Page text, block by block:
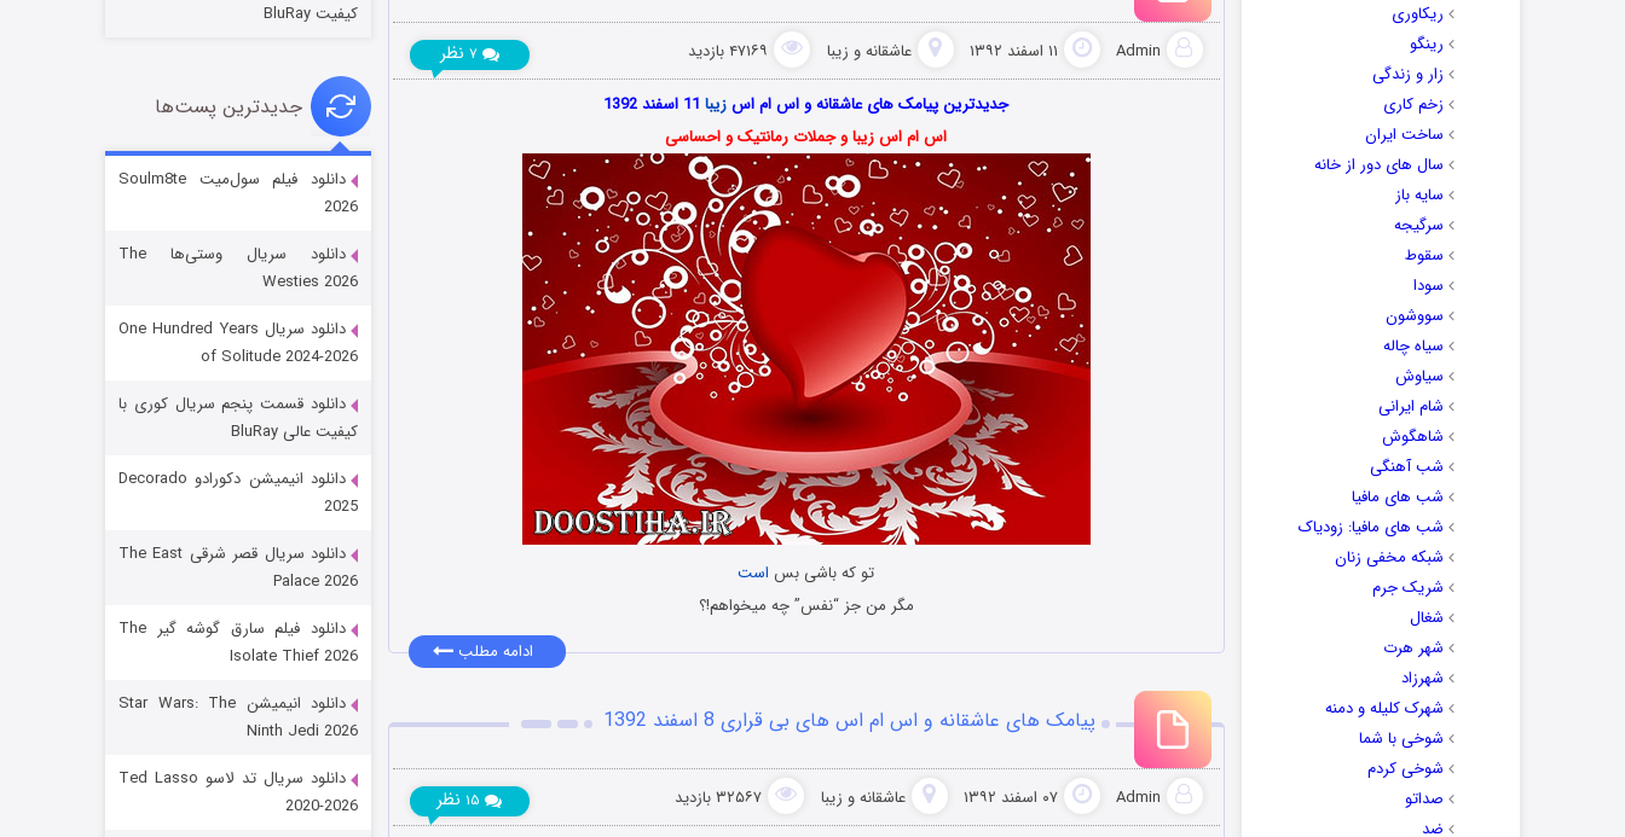
ریکاوری
رینگو
زار و زندگی
زخم کاری
ساخت ایران
سال های دور از خانه
سایه باز
سرگیجه
سقوط
سودا
سووشون
سیاه چاله
سیاوش
شام ایرانی
شاهگوش
شب آهنگی
شب های مافیا
شب های مافیا: زودیاک
شبکه مخفی زنان
شریک جرم
شغال
شهر هرت
شهرزاد
شهرک کلیله و دمنه
شوخی با شما
شوخی کردم
صداتو
ضد
Admin ۱۱ اسفند ۱۳۹۲ عاشقانه و زیبا ۴۷۱۶۹ بازدید نظر
جدیدترین پیامک های عاشقانه و اس ام اسزیبا11 اسفند 1392
اس ام اس زیبا و جملات رمانتیک و احساسی
تو که باشی بس است
مگر من جز “نفس” چه میخواهم!؟
ادامه مطلب
پیامک های عاشقانه و اس ام اس های بی قراری 8 اسفند 1392
Admin ۰۷ اسفند ۱۳۹۲ عاشقانه و زیبا ۳۲۵۶۷ بازدید ۱۵ نظر
قسمت۶ (زیرنویس)
رویایی برای تو
قسمت۱۵ (دوبله)
کیفیت BluRay
جدیدترین پست‌ها
دانلود فیلم سول‌میت Soulm8te
2026
دانلود سریال وستی‌ها The
Westies 2026
دانلود سریال One Hundred Years
of Solitude 2024-2026
دانلود قسمت پنجم سریال کوری با
کیفیت عالی BluRay
دانلود انیمیشن دکورادو Decorado
2025
دانلود سریال قصر شرقی The East
Palace 2026
دانلود فیلم سارق گوشه گیر The
Isolate Thief 2026
دانلود انیمیشن Star Wars: The
Ninth Jedi 2026
دانلود سریال تد لاسو Ted Lasso
2020-2026